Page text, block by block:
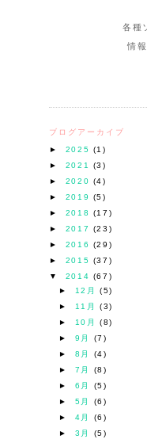
各種
情
ブログアーカイブ
► 2025 (1)
► 2021 (3)
► 2020 (4)
► 2019 (5)
► 2018 (17)
► 2017 (23)
► 2016 (29)
► 2015 (37)
▼ 2014 (67)
►
12月(5)
►
11月(3)
►
10月(8)
► 9月 (7)
► 8月 (4)
► 7月 (8)
► 6月 (5)
► 5月 (6)
► 4月 (6)
► 3月 (5)